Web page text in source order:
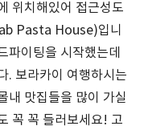
위치해있어 접근성도
Pasta House)입니
파이팅을 시작했는데
. 보라카이 여행하시는
내 맛집들을 많이 가실
꼭 꼭 들러보세요! 고